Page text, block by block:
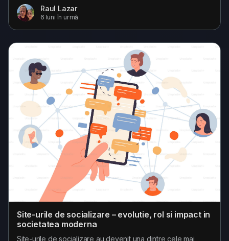
complexe care influențează modul în care gândim,
comunicăm, ne informăm și construim relații. Trendurile din
adevărate transformări sociale cu impact profund...
Raul Lazar
6 luni în urmă
Site-urile de socializare – evolutie, rol si impact in
societatea moderna
Site-urile de socializare au devenit una dintre cele mai